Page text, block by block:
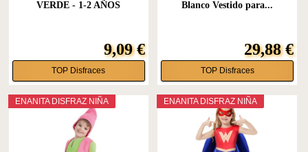
VERDE - 1-2 AÑOS
9,09 €
TOP Disfraces
Blanco Vestido para...
29,88 €
TOP Disfraces
ENANITA DISFRAZ NIÑA ENANITA DISFRAZ NIÑA